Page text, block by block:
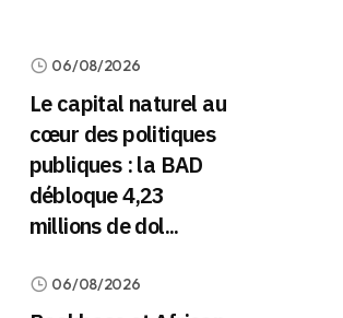
06/08/2026
Le capital naturel au
cœur des politiques
publiques : la BAD
débloque 4,23
millions de dol...
06/08/2026